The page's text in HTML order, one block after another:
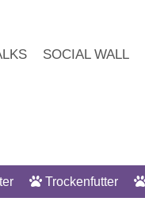
SOCIAL WALL
Trockenfutter